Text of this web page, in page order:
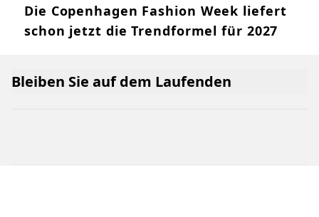
Die Copenhagen Fashion Week liefert
schon jetzt die Trendformel für 2027
Bleiben Sie auf dem Laufenden